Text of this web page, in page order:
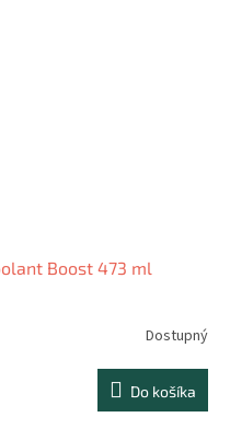
Boost 473 ml
Dostupný
Do košíka